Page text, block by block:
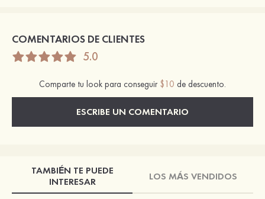
COMENTARIOS DE CLIENTES
5.0
Comparte tu look para conseguir $10 de descuento.
ESCRIBE UN COMENTARIO
TAMBIÉN TE PUEDE
INTERESAR
LOS MÁS VENDIDOS